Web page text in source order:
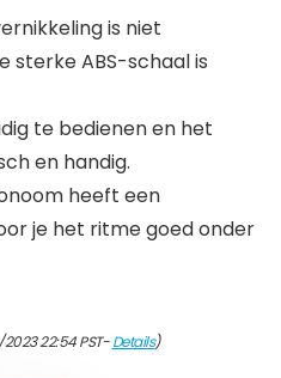
is niet
sterke ABS-schaal is
te bedienen en het
en handig.
heeft een
je het ritme goed onder
22:54 PST-Details)